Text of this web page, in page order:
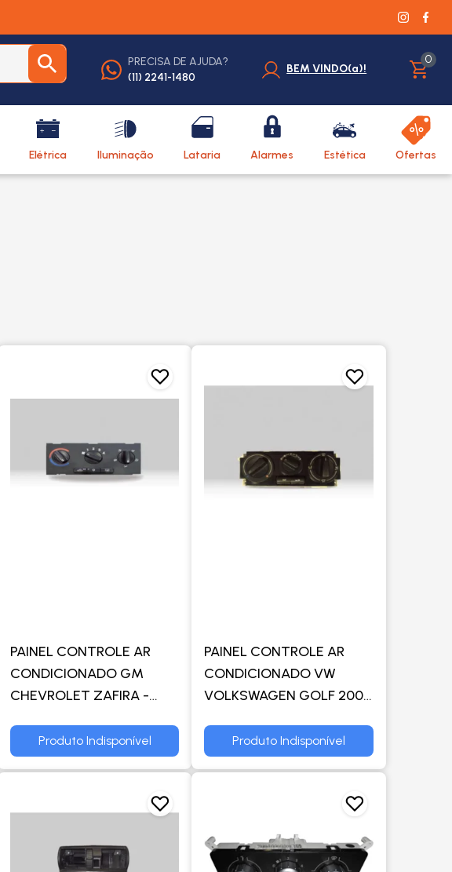
PRECISA DE AJUDA?
(11) 2241-1480
BEM VINDO(a)!
0
Elétrica Iluminação Lataria Alarmes Estética Ofertas
PAINEL CONTROLE AR
CONDICIONADO GM
CHEVROLET ZAFIRA -
Produto Indisponível
PAINEL CONTROLE AR
CONDICIONADO VW
VOLKSWAGEN GOLF 2000
Produto Indisponível